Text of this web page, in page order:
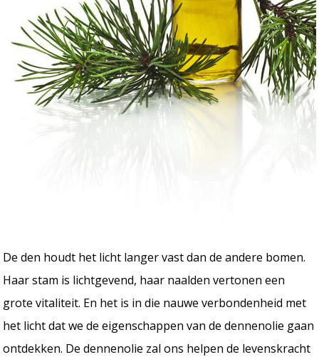
De den houdt het licht langer vast dan de andere bomen.
Haar stam is lichtgevend, haar naalden vertonen een
grote vitaliteit. En het is in die nauwe verbondenheid met
het licht dat we de eigenschappen van de dennenolie gaan
ontdekken. De dennenolie zal ons helpen de levenskracht